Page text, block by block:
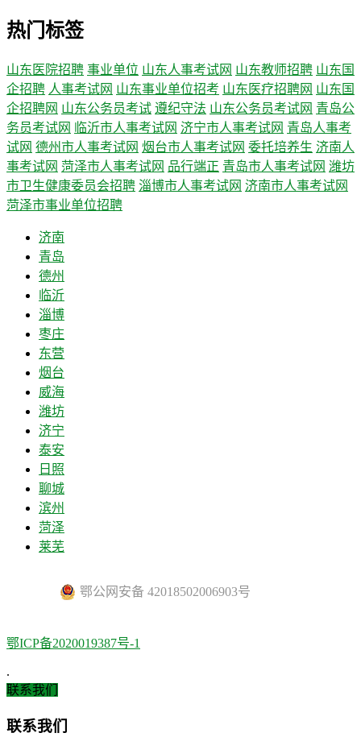
热门标签
山东医院招聘 事业单位 山东人事考试网 山东教师招聘 山东国
企招聘 人事考试网 山东事业单位招考 山东医疗招聘网 山东国
企招聘网 山东公务员考试 遵纪守法 山东公务员考试网 青岛公
务员考试网
临沂市人事考试网 济宁市人事考试网 青岛人事考
试网 德州市人事考试网 烟台市人事考试网 委托培养生 济南人
事考试网 菏泽市人事考试网 品行端正 青岛市人事考试网 潍坊
市卫生健康委员会招聘 淄博市人事考试网 济南市人事考试网
菏泽市事业单位招聘
济南
青岛
德州
临沂
淄博
枣庄
东营
烟台
威海
潍坊
济宁
泰安
日照
聊城
滨州
菏泽
莱芜
鄂公网安备 42018502006903号
鄂ICP备2020019387号-1
.
联系我们
联系我们